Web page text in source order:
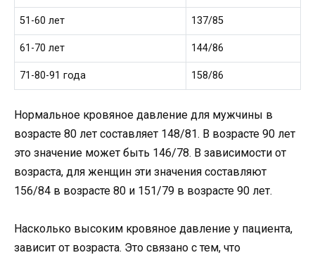
51-60 лет 137/85
61-70 лет 144/86
71-80-91 года 158/86
Нормальное кровяное давление для мужчины в
возрасте 80 лет составляет 148/81. В возрасте 90 лет
это значение может быть 146/78. В зависимости от
возраста, для женщин эти значения составляют
156/84 в возрасте 80 и 151/79 в возрасте 90 лет.
Насколько высоким кровяное давление у пациента,
зависит от возраста. Это связано с тем, что